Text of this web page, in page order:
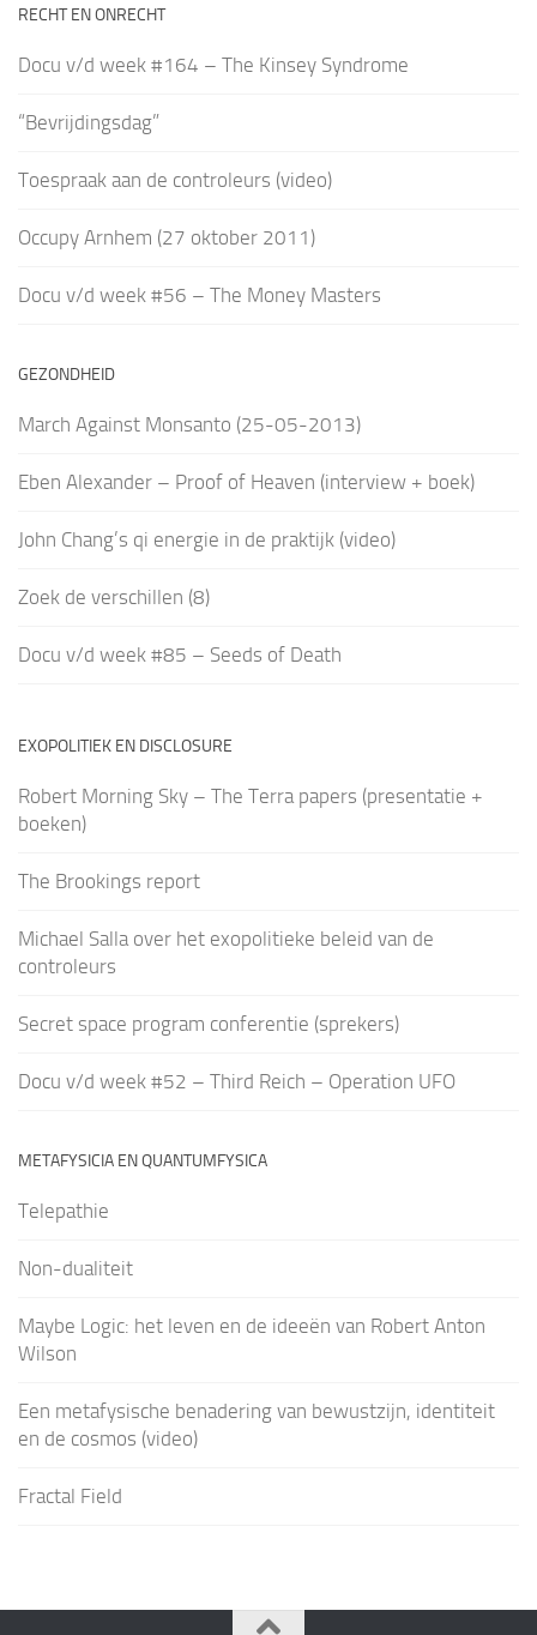
RECHT EN ONRECHT
Docu v/d week #164 – The Kinsey Syndrome
“Bevrijdingsdag”
Toespraak aan de controleurs (video)
Occupy Arnhem (27 oktober 2011)
Docu v/d week #56 – The Money Masters
GEZONDHEID
March Against Monsanto (25-05-2013)
Eben Alexander – Proof of Heaven (interview + boek)
John Chang’s qi energie in de praktijk (video)
Zoek de verschillen (8)
Docu v/d week #85 – Seeds of Death
EXOPOLITIEK EN DISCLOSURE
Robert Morning Sky – The Terra papers (presentatie +
boeken)
The Brookings report
Michael Salla over het exopolitieke beleid van de
controleurs
Secret space program conferentie (sprekers)
Docu v/d week #52 – Third Reich – Operation UFO
METAFYSICIA EN QUANTUMFYSICA
Telepathie
Non-dualiteit
Maybe Logic: het leven en de ideeën van Robert Anton
Wilson
Een metafysische benadering van bewustzijn, identiteit
en de cosmos (video)
Fractal Field